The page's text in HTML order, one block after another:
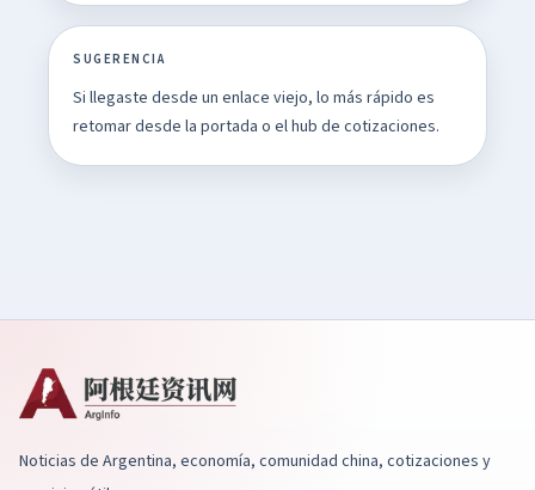
SUGERENCIA
Si llegaste desde un enlace viejo, lo más rápido es
retomar desde la portada o el hub de cotizaciones.
Noticias de Argentina, economía, comunidad china, cotizaciones y